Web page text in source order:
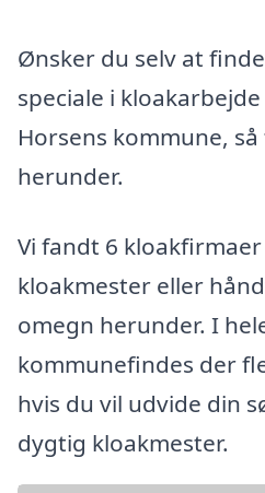
Ønsker du selv at
speciale i
Horsens kommune,
herunder.
Vi fandt 6 kloakfirmaer
kloakmester eller
omegn herunder. I
kommunefindes der
hvis du vil udvide din
dygtig kloakmester.